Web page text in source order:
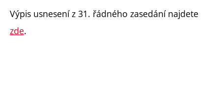
Výpis usnesení z 31. řádného zasedání najdete
zde.